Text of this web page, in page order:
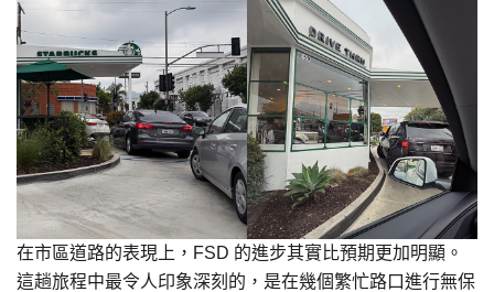
在市區道路的表現上，FSD 的進步其實比預期更加明顯。
這趟旅程中最令人印象深刻的，是在幾個繁忙路口進行無保